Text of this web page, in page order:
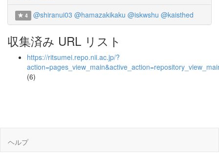
4 @shiranui03 @hamazakikaku @iskwshu @kaisthed
収集済み URL リスト
https://ritsumei.repo.nii.ac.jp/?
(6)
ヘルプ